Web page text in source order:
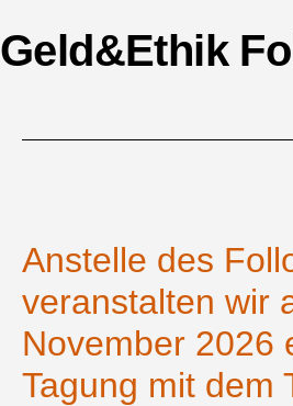
Geld&Ethik
Anstelle des
veranstalten wir
November 2026
Tagung mit dem